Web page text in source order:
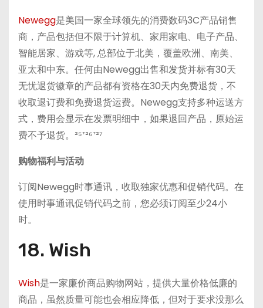
Newegg是美国一家全球领先的消费数码3C产品销售
商，产品包括但不限于计算机、家用家电、电子产品、
智能居家、游戏等, 总部位于北美，覆盖欧洲、南美、
亚太和中东。任何由Newegg出售和发货并标有30天
无忧退货徽章的产品都有资格在30天内免费退货，不
收取退订费和免费退货运费。Newegg支持多种运送方
式，费用会显示在发票明细中，如果退回产品，原始运
费不予退货。²⁵⁺²⁶⁺²⁷
购物福利与活动
订阅Newegg时事通讯，收取独家优惠和促销代码。在
使用时事通讯促销代码之前，您必须订阅至少24小
时。
18. Wish
Wish是一家廉价商品购物网站，提供大量价格低廉的
商品，虽然质量可能也会相应降低，但对于要求没那么